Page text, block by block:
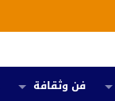
فن وثقافة